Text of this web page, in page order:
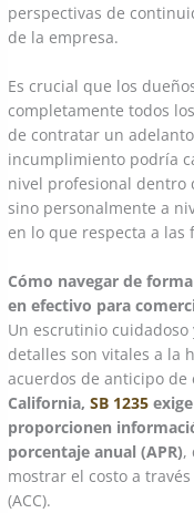
perspectivas de
de la empresa.
Es crucial que los
completamente todos
de contratar un
incumplimiento podría
nivel profesional dentro
sino personalmente a
en lo que respecta a las
Cómo navegar de
en efectivo para
Un escrutinio
detalles son vitales a la
acuerdos de anticipo de
California, SB 1235
proporcionen
porcentaje anual (APR),
mostrar el costo a
(ACC).